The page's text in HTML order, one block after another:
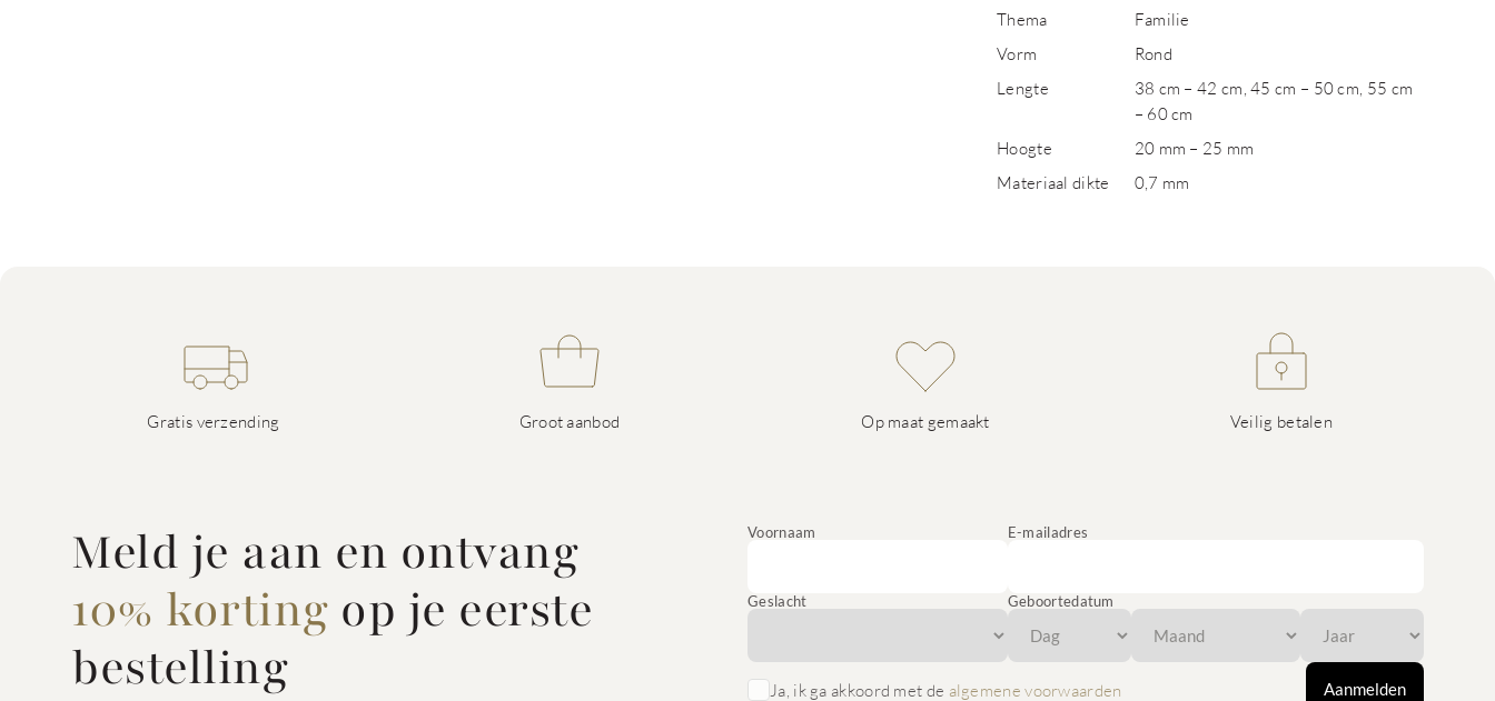
Thema
Familie
Vorm
Rond
Lengte
38 cm – 42 cm, 45 cm – 50 cm, 55 cm
– 60 cm
Hoogte
20 mm – 25 mm
Materiaal dikte
0,7 mm
Gratis verzending Groot aanbod Op maat gemaakt Veilig betalen
Meld je aan en ontvang
10% korting op je eerste
bestelling
Voornaam E-mailadres
Geslacht Geboortedatum
Ja, ik ga akkoord met de algemene voorwaarden Aanmelden